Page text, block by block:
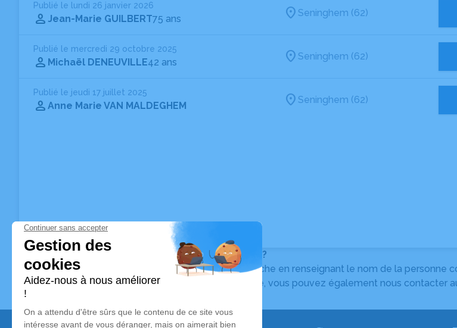
Publié le lundi 26 janvier 2026
Jean-Marie GUILBERT75 ans
Seninghem (62)
Publié le mercredi 29 octobre 2025
Michaël DENEUVILLE42 ans
Seninghem (62)
Publié le jeudi 17 juillet 2025
Anne Marie VAN MALDEGHEM
Seninghem (62)
Vous ne trouvez pas l’avis de décès recherché ?
Pour affiner votre recherche, utilisez la barre de recherche en renseignant le nom de la personne
Pour toute question relative au fonctionnement du site, vous pouvez également nous contacter